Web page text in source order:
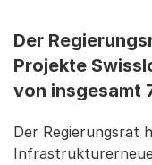
Der
Projekte
von insgesamt
Der Regierungsrat